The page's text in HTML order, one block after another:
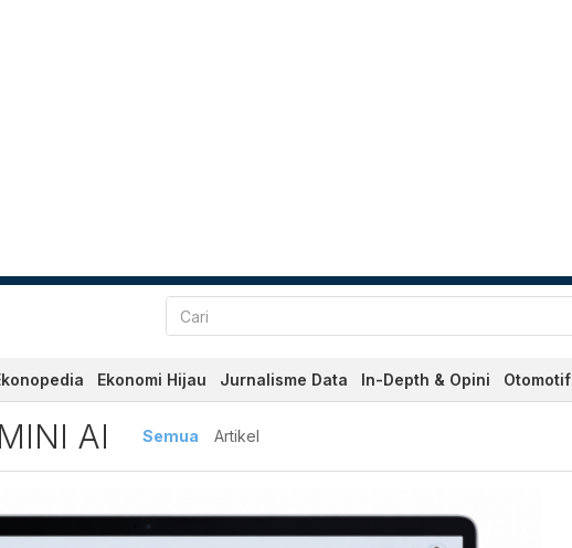
Ekonomi Hijau Jurnalisme Data In-Depth & Opini Otomotif
AI Terbaru dan Terkini Hari
AI Semua Artikel